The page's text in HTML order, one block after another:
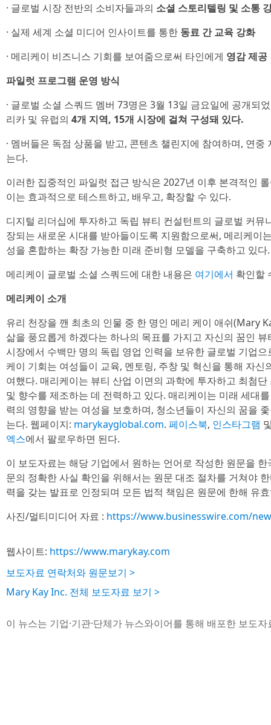
· 글로벌 시장 전반의 소비자들과의 소셜 스토리텔링 및 소통
· 실제 세계 소셜 미디어 인사이트를 통한 동료 간 교육 강화
· 메리케이 비즈니스 기회를 보여줌으로써 타인에게 영감 제공
파일럿 프로그램 운영 방식
· 글로벌 소셜 스쿼드 멤버 73명은 3월 13일 금요일에 공개되
리카 및 유럽의 4개 지역, 15개 시장에 걸쳐 구성돼 있다.
· 멤버들은 독점 상품을 받고, 콘텐츠 챌린지에 참여하며, 연
는다.
이러한 집중적인 파일럿 접근 방식은 2027년 이후 본격적인
이는 효과적으로 테스트하고, 배우고, 확장할 수 있다.
디지털 리더십에 투자하고 독립 뷰티 컨설턴트의 글로벌 커
장되는 새로운 시대를 받아들이도록 지원함으로써, 메리케이
성을 혼합하는 확장 가능한 미래 준비형 모델을 구축하고 있다.
메리케이 글로벌 소셜 스쿼드에 대한 내용은 여기에서 확인할
메리케이 소개
유리 천장을 깬 최초의 인물 중 한 명인 메리 케이 애쉬(Mary
삶을 풍요롭게 하겠다는 하나의 목표를 가지고 자신의 꿈인
시장에서 수백만 명의 독립 영업 인력을 보유한 글로벌 기업
케이 기회는 여성들이 교육, 멘토링, 주창 및 혁신을 통해 자
여했다. 매리케이는 뷰티 산업 이면의 과학에 투자하고 최첨
및 향수를 제조하는 데 전력하고 있다. 매리케이는 미래 세대
력의 영향을 받는 여성을 보호하며, 청소년들이 자신의 꿈을
는다. 웹페이지: marykayglobal.com. 페이스북, 인스타그램
엑스에서 팔로우하면 된다.
이 보도자료는 해당 기업에서 원하는 언어로 작성한 원문을
문의 정확한 사실 확인을 위해서는 원문 대조 절차를 거쳐야
력을 갖는 발표로 인정되며 모든 법적 책임은 원문에 한해 유
사진/멀티미디어 자료 : https://www.businesswire.com/
웹사이트: https://www.marykay.com
보도자료 연락처와 원문보기 >
Mary Kay Inc. 전체 보도자료 보기 >
이 뉴스는 기업·기관·단체가 뉴스와이어를 통해 배포한 보도